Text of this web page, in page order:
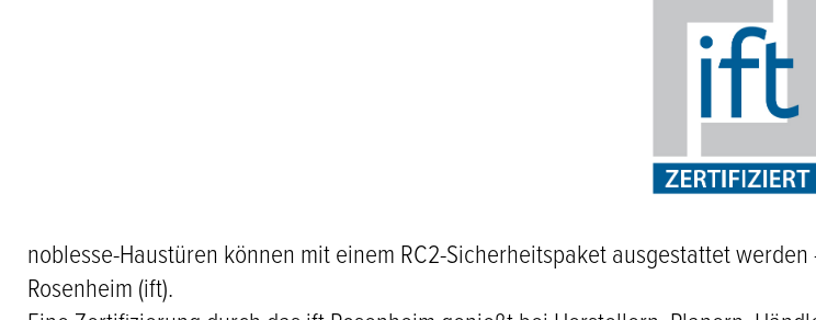
noblesse-Haustüren können mit einem RC2-Sicherheitspaket ausgestattet
Rosenheim (ift).